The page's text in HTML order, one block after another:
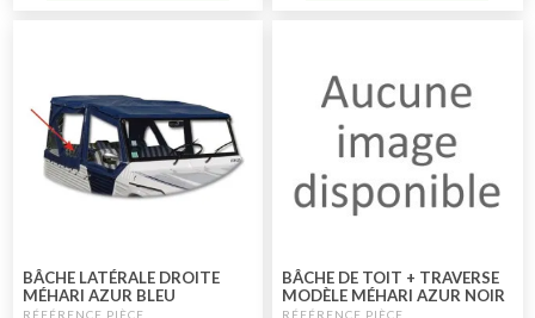
BÂCHE LATÉRALE DROITE
MÉHARI AZUR BLEU
BÂCHE DE TOIT + TRAVERSE
MODÈLE MÉHARI AZUR NOIR